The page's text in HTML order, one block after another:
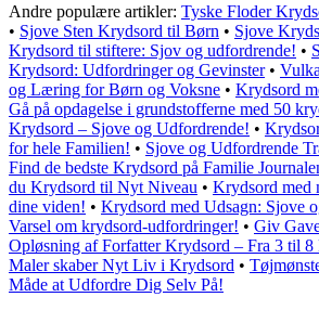
Andre populære artikler: Tyske Floder
• Sjove Sten Krydsord til Børn • Sjove
Krydsord til stiftere: Sjov og udfordrende! •
Krydsord: Udfordringer og Gevinster•
og Læring for Børn og Voksne • Krydsord
Gå på opdagelse i grundstofferne med 50
Krydsord – Sjove og Udfordrende! •
for hele Familien! • Sjove og Udfordrende
Find de bedste Krydsord på Familie
du Krydsord til Nyt Niveau • Krydsord med
dine viden! • Krydsord med Udsagn: Sjove
Varsel om krydsord-udfordringer! • Giv
Opløsning af Forfatter Krydsord – Fra 3 til 8
Maler skaber Nyt Liv i Krydsord •
Måde at Udfordre Dig Selv På!